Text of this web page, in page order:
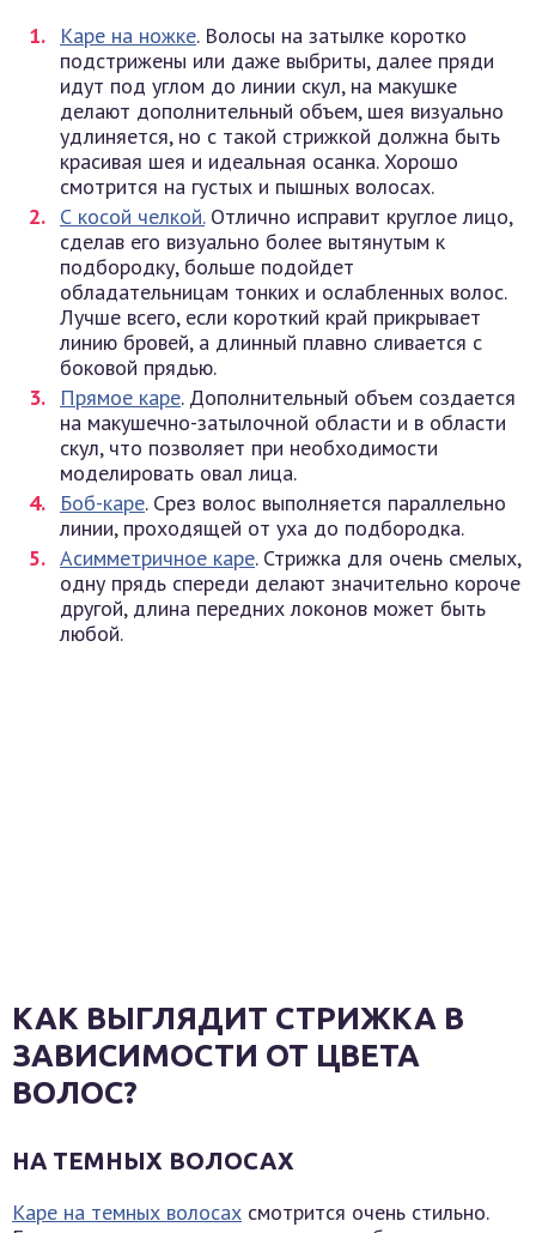
Каре на ножке. Волосы на затылке коротко
подстрижены или даже выбриты, далее пряди
идут под углом до линии скул, на макушке
делают дополнительный объем, шея визуально
удлиняется, но с такой стрижкой должна быть
красивая шея и идеальная осанка. Хорошо
смотрится на густых и пышных волосах.
С косой челкой.Отлично исправит круглое лицо,
сделав его визуально более вытянутым к
подбородку, больше подойдет
обладательницам тонких и ослабленных волос.
Лучше всего, если короткий край прикрывает
линию бровей, а длинный плавно сливается с
боковой прядью.
Прямое каре. Дополнительный объем создается
на макушечно-затылочной области и в области
скул, что позволяет при необходимости
моделировать овал лица.
Боб-каре. Срез волос выполняется параллельно
линии, проходящей от уха до подбородка.
Асимметричное каре. Стрижка для очень смелых,
одну прядь спереди делают значительно короче
другой, длина передних локонов может быть
любой.
КАК ВЫГЛЯДИТ СТРИЖКА В
ЗАВИСИМОСТИ ОТ ЦВЕТА
ВОЛОС?
НА ТЕМНЫХ ВОЛОСАХ
Каре на темных волосах смотрится очень стильно.